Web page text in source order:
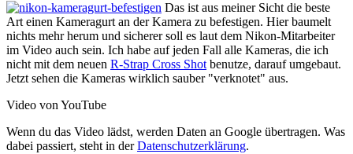
Das ist aus meiner Sicht die beste
Art einen Kameragurt an der Kamera zu befestigen. Hier baumelt
nichts mehr herum und sicherer soll es laut dem Nikon-Mitarbeiter
im Video auch sein. Ich habe auf jeden Fall alle Kameras, die ich
nicht mit dem neuen R-Strap Cross Shotbenutze, darauf umgebaut.
Jetzt sehen die Kameras wirklich sauber "verknotet" aus.
Video von YouTube
Wenn du das Video lädst, werden Daten an Google übertragen. Was
dabei passiert, steht in derDatenschutzerklärung.